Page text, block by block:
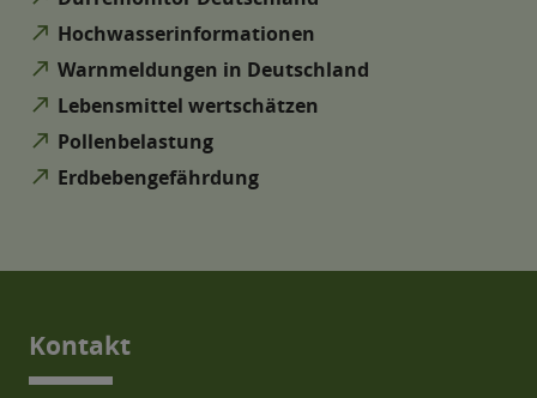
north_east Hochwasserinformationen
north_east Warnmeldungen in Deutschland
north_east Lebensmittel wertschätzen
north_east Pollenbelastung
north_east Erdbebengefährdung
Kontakt